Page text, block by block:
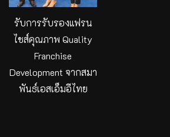
รับการรับรองแฟรน
ไชส์คุณภาพ Quality
Franchise
Development จากสมา
พันธ์เอสเอ็มอีไทย